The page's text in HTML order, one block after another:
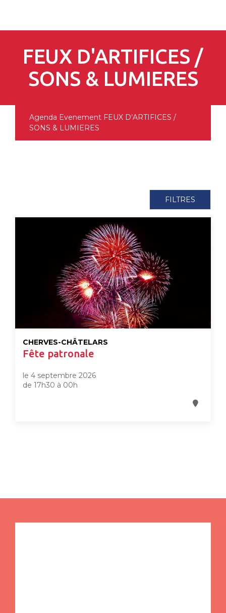
FEUX D'ARTIFICES /
SONS & LUMIERES
Agenda Evenement FEUX D’ARTIFICES /
SONS & LUMIERES
FILTRES
CHERVES-CHÂTELARS
Fête patronale
le 4 septembre 2026
de 17h30 à 00h